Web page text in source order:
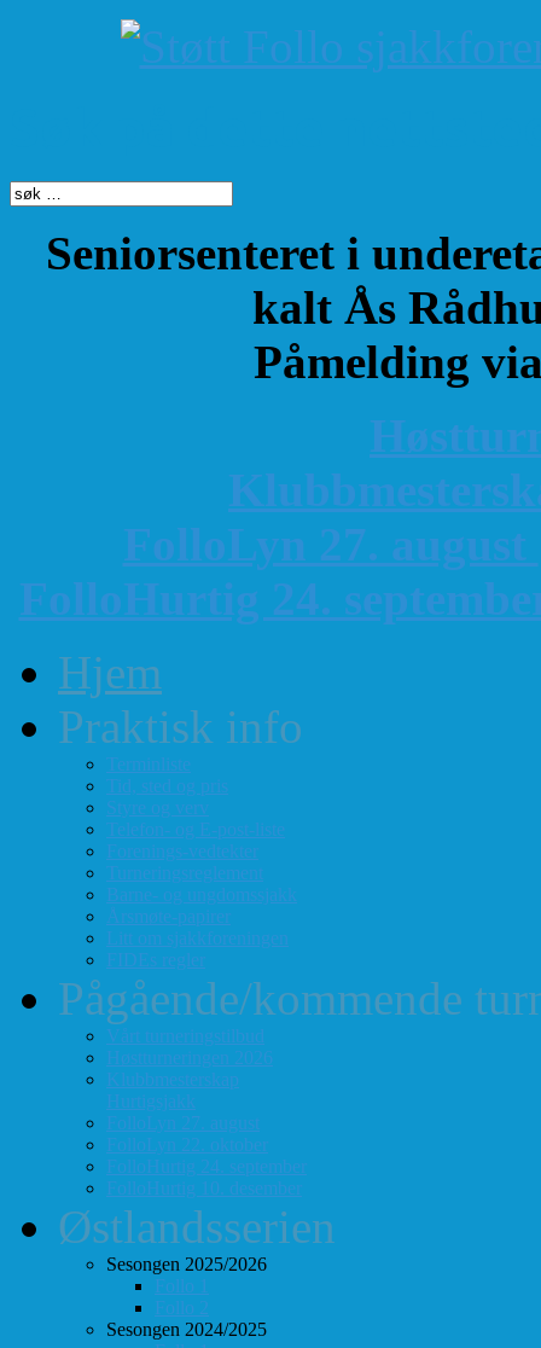
Seniorsenteret i
kalt Ås
Påmelding
K
FolloLyn 27. august
FolloHurtig 24.
Hjem
Praktisk info
Terminliste
Tid, sted og pris
Styre og verv
Telefon- og E-post-liste
Forenings-vedtekter
Turneringsreglement
Barne- og ungdomssjakk
Årsmøte-papirer
Litt om sjakkforeningen
FIDEs regler
Pågående/kommende
Vårt turneringstilbud
Høstturneringen 2026
Klubbmesterskap
Hurtigsjakk
FolloLyn 27. august
FolloLyn 22. oktober
FolloHurtig 24. september
FolloHurtig 10. desember
Østlandsserien
Sesongen 2025/2026
Follo 1
Follo 2
Sesongen 2024/2025